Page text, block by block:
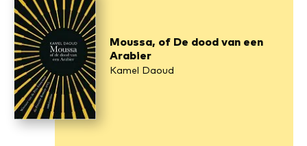
Moussa, of De dood van een
Arabier
Kamel Daoud